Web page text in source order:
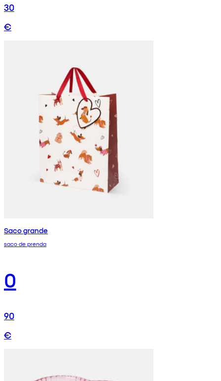
30
€
Saco grande
saco de prenda
0
90
€